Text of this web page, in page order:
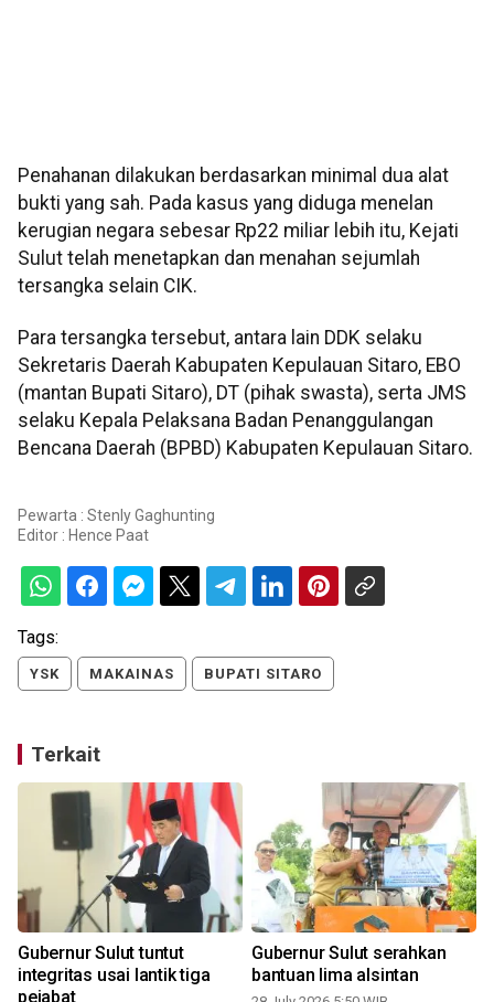
Penahanan dilakukan berdasarkan minimal dua alat
bukti yang sah. Pada kasus yang diduga menelan
kerugian negara sebesar Rp22 miliar lebih itu, Kejati
Sulut telah menetapkan dan menahan sejumlah
tersangka selain CIK.
Para tersangka tersebut, antara lain DDK selaku
Sekretaris Daerah Kabupaten Kepulauan Sitaro, EBO
(mantan Bupati Sitaro), DT (pihak swasta), serta JMS
selaku Kepala Pelaksana Badan Penanggulangan
Bencana Daerah (BPBD) Kabupaten Kepulauan Sitaro.
Pewarta : Stenly Gaghunting
Editor : Hence Paat
Tags:
YSK MAKAINAS BUPATI SITARO
Terkait
Gubernur Sulut tuntut
integritas usai lantik tiga
pejabat
Gubernur Sulut serahkan
bantuan lima alsintan